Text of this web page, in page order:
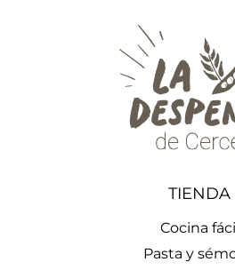
TIENDA
Cocina fácil
Pasta y